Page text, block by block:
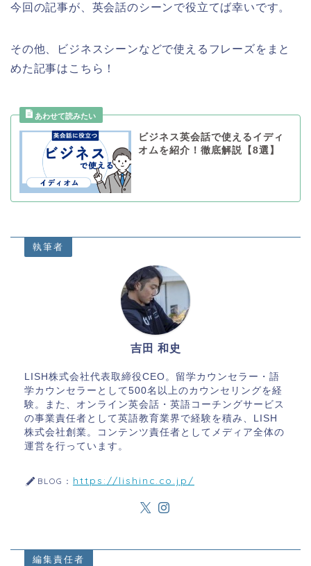
今回の記事が、英会話のシーンで役立てば幸いです。
その他、ビジネスシーンなどで使えるフレーズをまと
めた記事はこちら！
ビジネス英会話で使えるイディ
オムを紹介！徹底解説【8選】
執筆者
吉田 和史
LISH株式会社代表取締役CEO。留学カウンセラー・語
学カウンセラーとして500名以上のカウンセリングを経
験。また、オンライン英会話・英語コーチングサービス
の事業責任者として英語教育業界で経験を積み、LISH
株式会社創業。コンテンツ責任者としてメディア全体の
運営を行っています。
BLOG： https://lishinc.co.jp/
編集責任者